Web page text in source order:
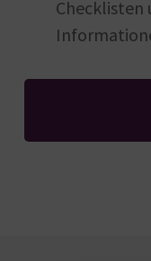
Checklisten